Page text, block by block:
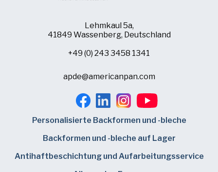
Lehmkaul 5a,
41849 Wassenberg, Deutschland
+49 (0) 243 3458 1341
apde@americanpan.com
Personalisierte Backformen und -bleche
Backformen und -bleche auf Lager
Antihaftbeschichtung und Aufarbeitungsservice